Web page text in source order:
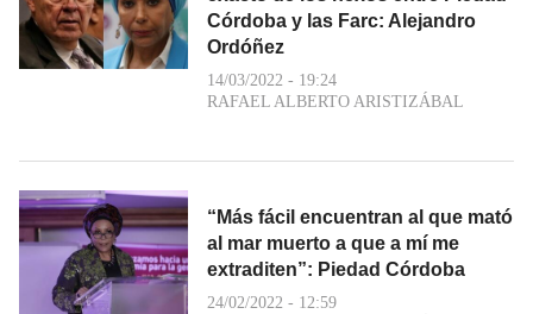
Córdoba y las Farc: Alejandro
Ordóñez
14/03/2022 - 19:24
RAFAEL ALBERTO ARISTIZÁBAL
“Más fácil encuentran al que mató
al mar muerto a que a mí me
extraditen”: Piedad Córdoba
24/02/2022 - 12:59